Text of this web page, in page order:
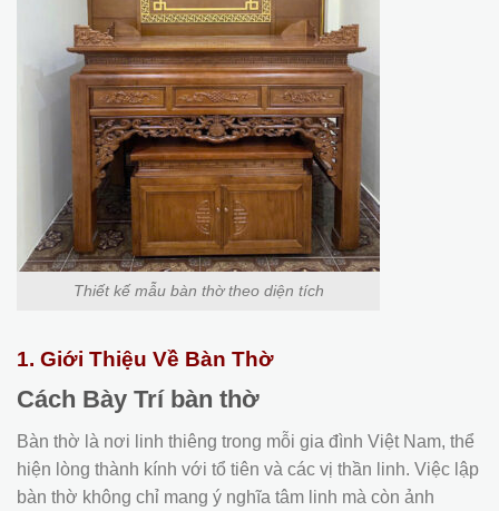
Thiết kế mẫu bàn thờ theo diện tích
1. Giới Thiệu Về Bàn Thờ
Cách Bày Trí bàn thờ
Bàn thờ là nơi linh thiêng trong mỗi gia đình Việt Nam, thể
hiện lòng thành kính với tổ tiên và các vị thần linh. Việc lập
bàn thờ không chỉ mang ý nghĩa tâm linh mà còn ảnh